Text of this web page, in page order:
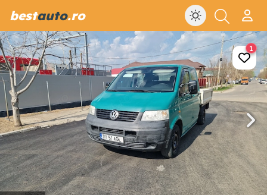
bestauto.ro
1